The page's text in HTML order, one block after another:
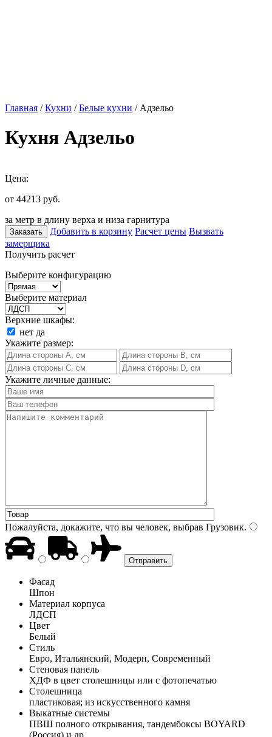
Главная /Кухни /Белые кухни / Адзельо
Кухня Адзельо
Цена:
от 44213 руб.
за метр в длину верха и низа гарнитура
Заказать Добавить в корзину Расчет цены Вызвать
замерщика
Получить расчет
Выберите конфигурацию
Выберите материал
Верхние шкафы:
нет да
Укажите размер:
Укажите личные данные:
Пожалуйста, докажите, что вы человек, выбрав Грузовик.
Фасад
Шпон
Материал корпуса
ЛДСП
Цвет
Белый
Стиль
Евро, Итальянский, Модерн, Современный
Стеновая панель
ХДФ в цвет столешницы или с фотопечатью
Столешница
пластиковая; из искусственного камня
Выкатные системы
ПВШ полного открывания, тандембоксы BOYARD
(Россия) и др.